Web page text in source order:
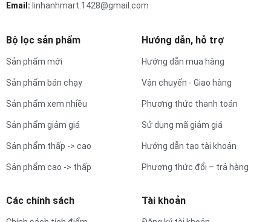
Email: linhanhmart.1428@gmail.com
Bộ lọc sản phẩm
Sản phẩm mới
Sản phẩm bán chạy
Sản phẩm xem nhiều
Sản phẩm giảm giá
Sản phẩm thấp -> cao
Sản phẩm cao -> thấp
Hướng dẫn, hỗ trợ
Hướng dẫn mua hàng
Vận chuyển - Giao hàng
Phương thức thanh toán
Sử dụng mã giảm giá
Hướng dẫn tạo tài khoản
Phương thức đổi – trả hàng
Các chính sách Tài khoản